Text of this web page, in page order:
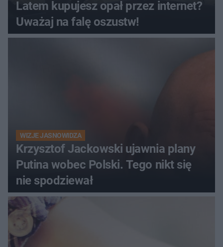
Latem kupujesz opał przez internet?
Uważaj na falę oszustw!
WIZJE JASNOWIDZA
Krzysztof Jackowski ujawnia plany
Putina wobec Polski. Tego nikt się
nie spodziewał